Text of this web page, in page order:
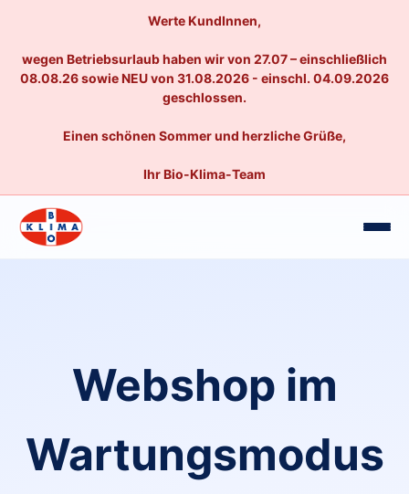
Werte KundInnen,
wegen Betriebsurlaub haben wir von 27.07 – einschließlich
08.08.26 sowie NEU von 31.08.2026 - einschl. 04.09.2026
geschlossen.
Einen schönen Sommer und herzliche Grüße,
Ihr Bio-Klima-Team
Webshop im
Wartungsmodus